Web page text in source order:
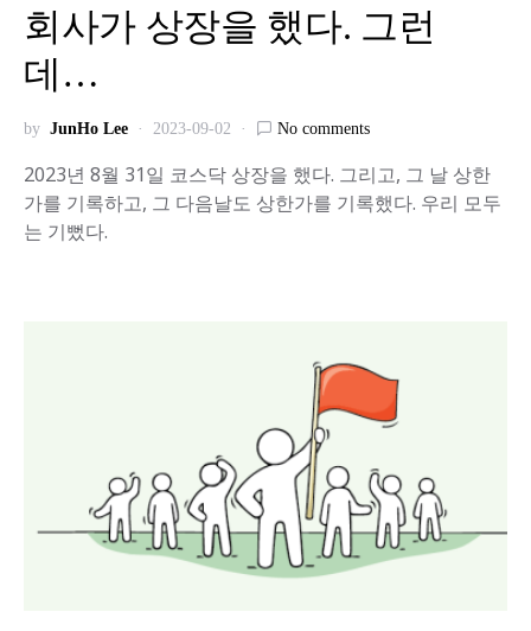
회사가 상장을 했다. 그런
데…
by JunHo Lee 2023-09-02 No comments
2023년 8월 31일 코스닥 상장을 했다. 그리고, 그 날 상한
가를 기록하고, 그 다음날도 상한가를 기록했다. 우리 모두
는 기뻤다.